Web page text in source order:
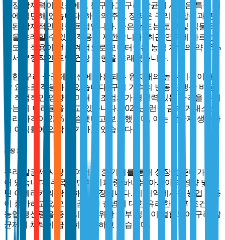
성장 잠재력이 있음에도 불구하고 구리 살균제 시장은 특정 제
약에 직면해 있습니다. 하나의 주요 장벽은 구리 화합물과 관
련된 잠재적인 식물 독성입니다. 높은 농도는 토양 및 식물 독
성을 초래할 수 있어 적용을 제한합니다. 최근 연구에 따르면,
과도한 적용이 전 세계적으로 모니터링된 농업 지역의 약 15%
에서 부정적인 토양 건강 영향을 초래했습니다.
또한, 구리 살균제 생산에 사용되는 원자재의 높은 비용이 제
약 요소로 작용하고 있습니다. 구리 가격의 변동은 생산 비용
에 직접적인 영향을 미쳐 제조업체가 경쟁력 있는 가격을 유지
하는 데 어려움을 겪고 있습니다. 2022년 런던 금속 거래소는
구리 가격이 22% 상승했다고 보고했으며, 이는 살균제 생산자
의 이익률에 압박을 가하고 있습니다.
시장 기회
구리 살균제 시장은 여러 신흥 기회를 통해 성장할 준비가 되
어 있습니다. 주목할 만한 기회 중 하나는 아시아 태평양 및 라
틴 아메리카의 확장하는 시장입니다. 이 지역에서는 농업 활동
이 증가하고 있으며, 곰팡이 질병에 대한 유리한 기후 조건과
농업 생산량을 증가시키기 위한 정부 정책이 결합되어 구리 살
균제의 채택이 급격히 증가하고 있습니다.